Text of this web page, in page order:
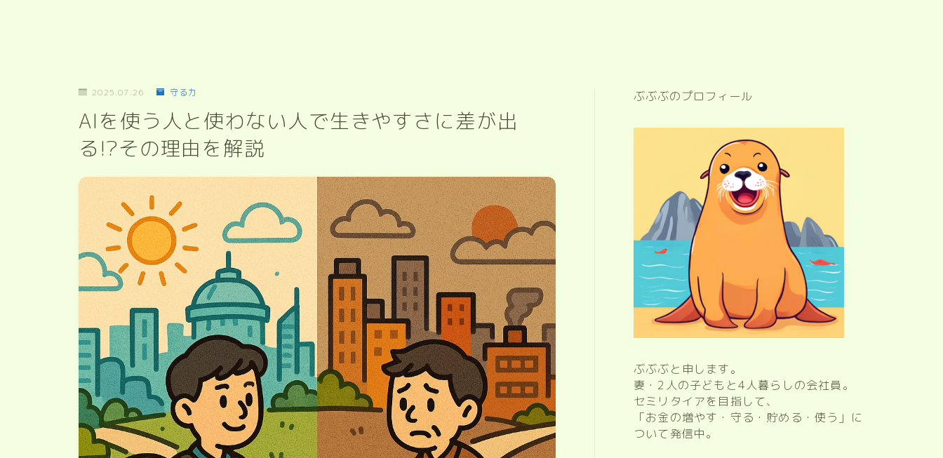
2025.07.26 守る力
AIを使う人と使わない人で生きやすさに差が出
る!?その理由を解説
ぶぶぶのプロフィール
ぶぶぶと申します。
妻・2人の子どもと4人暮らしの会社員。
セミリタイアを目指して、
「お金の増やす・守る・貯める・使う」に
ついて発信中。